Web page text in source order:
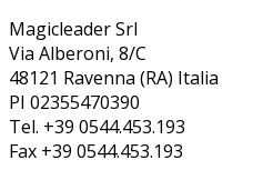
Magicleader Srl
Via Alberoni, 8/C
48121 Ravenna (RA) Italia
PI 02355470390
Tel. +39 0544.453.193
Fax +39 0544.453.193